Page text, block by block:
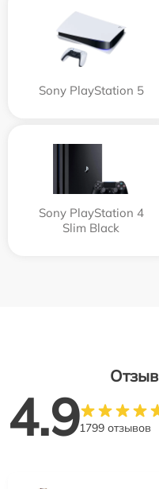
Sony PlayStation 5
Sony PlayStation 4
Slim Black
4.91799 отзывов